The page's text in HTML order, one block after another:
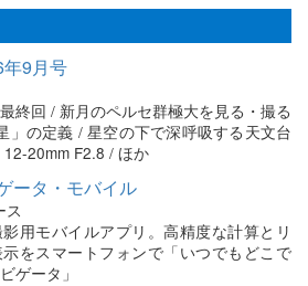
9月号
最終回 / 新月のペルセ群極大を見る・撮る
」の定義 / 星空の下で深呼吸する天文台
12-20mm F2.8 / ほか
ータ・モバイル
ス
用モバイルアプリ。高精度な計算とリ
をスマートフォンで「いつでもどこで
ゲータ」